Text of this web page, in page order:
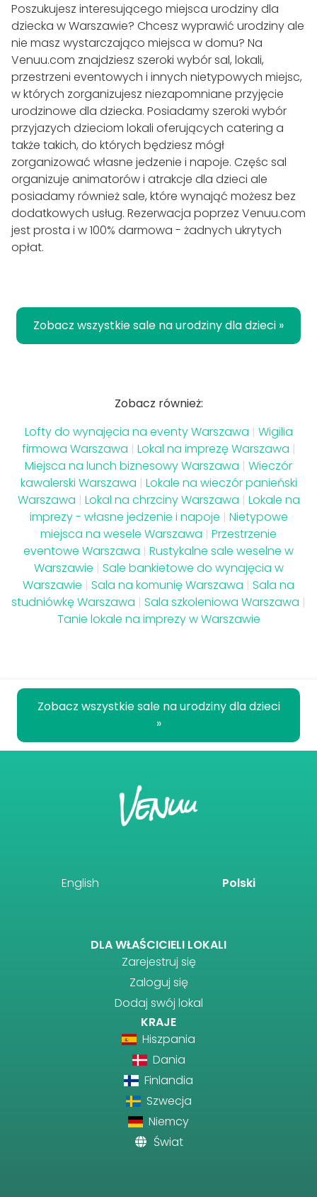
Poszukujesz interesującego miejsca urodziny dla
dziecka w Warszawie? Chcesz wyprawić urodziny ale
nie masz wystarczająco miejsca w domu? Na
Venuu.com znajdziesz szeroki wybór sal, lokali,
przestrzeni eventowych i innych nietypowych miejsc,
w których zorganizujesz niezapomniane przyjęcie
urodzinowe dla dziecka. Posiadamy szeroki wybór
przyjazych dzieciom lokali oferujących catering a
także takich, do których będziesz mógł
zorganizować własne jedzenie i napoje. Częśc sal
organizuje animatorów i atrakcje dla dzieci ale
posiadamy również sale, które wynająć możesz bez
dodatkowych usług. Rezerwacja poprzez Venuu.com
jest prosta i w 100% darmowa - żadnych ukrytych
opłat.
Zobacz wszystkie sale na urodziny dla dzieci »
Zobacz również:
Lofty do wynajęcia na eventy Warszawa | Wigilia
firmowa Warszawa | Lokal na imprezę Warszawa |
Miejsca na lunch biznesowy Warszawa | Wieczór
kawalerski Warszawa | Lokale na wieczór panieński
Warszawa | Lokal na chrzciny Warszawa | Lokale na
imprezy - własne jedzenie i napoje | Nietypowe
miejsca na wesele Warszawa | Przestrzenie
eventowe Warszawa | Rustykalne sale weselne w
Warszawie | Sale bankietowe do wynajęcia w
Warszawie | Sala na komunię Warszawa | Sala na
studniówkę Warszawa | Sala szkoleniowa Warszawa |
Tanie lokale na imprezy w Warszawie
Zobacz wszystkie sale na urodziny dla dzieci
»
English Polski
DLA WŁAŚCICIELI LOKALI
Zarejestruj się
Zaloguj się
Dodaj swój lokal
KRAJE
Hiszpania
Dania
Finlandia
Szwecja
Niemcy
Świat